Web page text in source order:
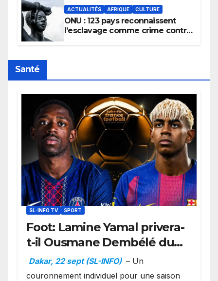
ACTUALITÉS AFRIQUE CULTURE
ONU : 123 pays reconnaissent
l’esclavage comme crime contre
Santé
SL-INFO TV SPORT
Foot: Lamine Yamal privera-
t-il Ousmane Dembélé du
Ballon d’or ?
Dakar, 22 sept (SL-INFO) – Un
couronnement individuel pour une saison